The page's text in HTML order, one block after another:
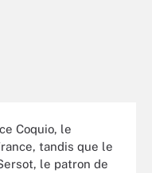
Coquio, le
tandis que le
le patron de